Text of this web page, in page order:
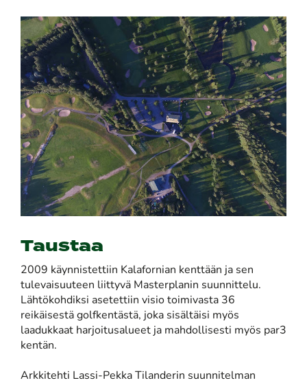
Taustaa
2009 käynnistettiin Kalafornian kenttään ja sen
tulevaisuuteen liittyvä Masterplanin suunnittelu.
Lähtökohdiksi asetettiin visio toimivasta 36
reikäisestä golfkentästä, joka sisältäisi myös
laadukkaat harjoitusalueet ja mahdollisesti myös par3
kentän.
Arkkitehti Lassi-Pekka Tilanderin suunnitelman